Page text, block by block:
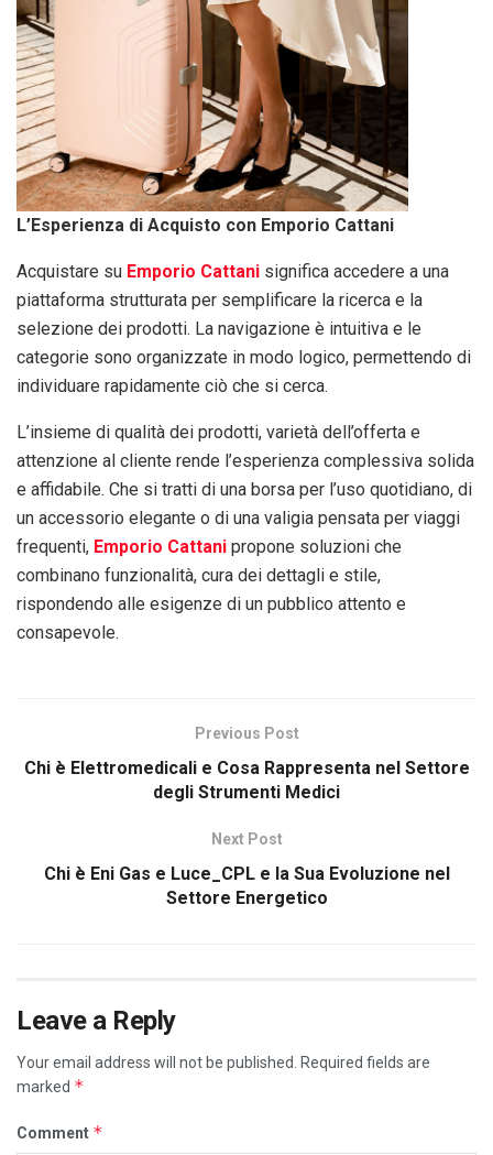
L’Esperienza di Acquisto con Emporio Cattani
Acquistare su Emporio Cattani significa accedere a una
piattaforma strutturata per semplificare la ricerca e la
selezione dei prodotti. La navigazione è intuitiva e le
categorie sono organizzate in modo logico, permettendo di
individuare rapidamente ciò che si cerca.
L’insieme di qualità dei prodotti, varietà dell’offerta e
attenzione al cliente rende l’esperienza complessiva solida
e affidabile. Che si tratti di una borsa per l’uso quotidiano, di
un accessorio elegante o di una valigia pensata per viaggi
frequenti, Emporio Cattani propone soluzioni che
combinano funzionalità, cura dei dettagli e stile,
rispondendo alle esigenze di un pubblico attento e
consapevole.
Previous Post
Chi è Elettromedicali e Cosa Rappresenta nel Settore
degli Strumenti Medici
Next Post
Chi è Eni Gas e Luce_CPL e la Sua Evoluzione nel
Settore Energetico
Leave a Reply
Your email address will not be published.
Required fields are
marked *
Comment *